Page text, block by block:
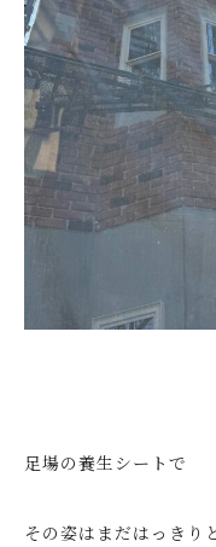
足場の養生シートで
その姿はまだはっきり